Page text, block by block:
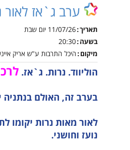
אינטראקטיבית קייטנות
קיץ
נהלי הרשמה לקייטנות
הקיץ
ערב ג`אז לאור
תאריך 11/07/26 יום שבת
בשעה 20:30
מיקום היכל התרבות ע"ש אריק
הוליווד. נרות. ג`אז.
בערב זה, האולם בנתניה
לאור מאות נרות יקומו
נועז וחושני.